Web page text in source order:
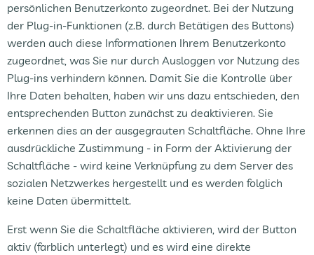
persönlichen Benutzerkonto zugeordnet. Bei der Nutzung
der Plug-in-Funktionen (z.B. durch Betätigen des Buttons)
werden auch diese Informationen Ihrem Benutzerkonto
zugeordnet, was Sie nur durch Ausloggen vor Nutzung des
Plug-ins verhindern können. Damit Sie die Kontrolle über
Ihre Daten behalten, haben wir uns dazu entschieden, den
entsprechenden Button zunächst zu deaktivieren. Sie
erkennen dies an der ausgegrauten Schaltfläche. Ohne Ihre
ausdrückliche Zustimmung - in Form der Aktivierung der
Schaltfläche - wird keine Verknüpfung zu dem Server des
sozialen Netzwerkes hergestellt und es werden folglich
keine Daten übermittelt.
Erst wenn Sie die Schaltfläche aktivieren, wird der Button
aktiv (farblich unterlegt) und es wird eine direkte